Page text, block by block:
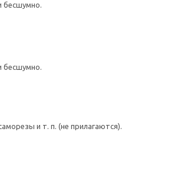
бесшумно.
бесшумно.
и т. п. (не прилагаются).